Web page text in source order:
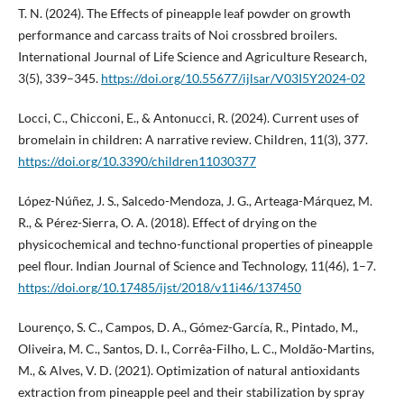
T. N. (2024). The Effects of pineapple leaf powder on growth
performance and carcass traits of Noi crossbred broilers.
International Journal of Life Science and Agriculture Research,
3(5), 339–345. https://doi.org/10.55677/ijlsar/V03I5Y2024-02
Locci, C., Chicconi, E., & Antonucci, R. (2024). Current uses of
bromelain in children: A narrative review. Children, 11(3), 377.
https://doi.org/10.3390/children11030377
López-Núñez, J. S., Salcedo-Mendoza, J. G., Arteaga-Márquez, M.
R., & Pérez-Sierra, O. A. (2018). Effect of drying on the
physicochemical and techno-functional properties of pineapple
peel flour. Indian Journal of Science and Technology, 11(46), 1–7.
https://doi.org/10.17485/ijst/2018/v11i46/137450
Lourenço, S. C., Campos, D. A., Gómez-García, R., Pintado, M.,
Oliveira, M. C., Santos, D. I., Corrêa-Filho, L. C., Moldão-Martins,
M., & Alves, V. D. (2021). Optimization of natural antioxidants
extraction from pineapple peel and their stabilization by spray